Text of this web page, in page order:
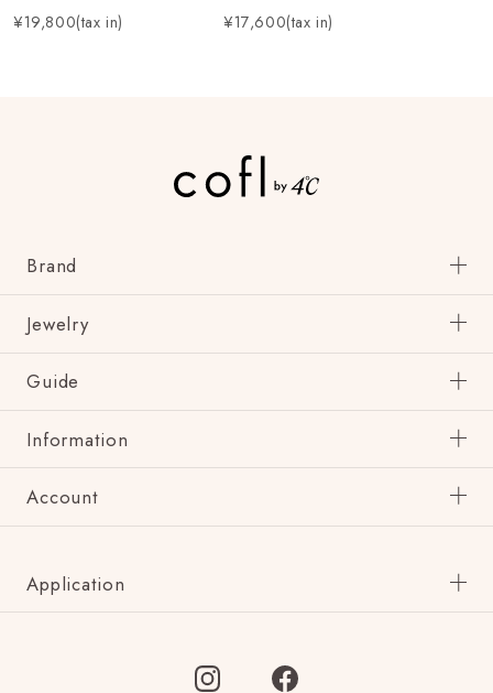
¥19,800(tax in) ¥17,600(tax in)
Brand
Jewelry
Guide
Information
Account
Application